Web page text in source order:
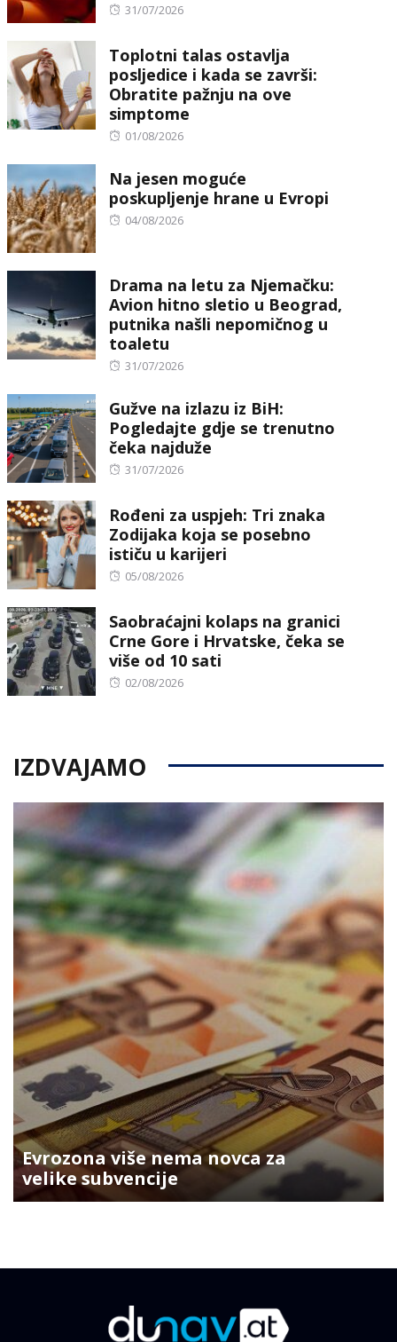
Posted
31/07/2026
Toplotni talas ostavlja
posljedice i kada se završi:
Obratite pažnju na ove
simptome
Posted
01/08/2026
Na jesen moguće
poskupljenje hrane u Evropi
Posted
04/08/2026
Drama na letu za Njemačku:
Avion hitno sletio u Beograd,
putnika našli nepomičnog u
toaletu
Posted
31/07/2026
Gužve na izlazu iz BiH:
Pogledajte gdje se trenutno
čeka najduže
Posted
31/07/2026
Rođeni za uspjeh: Tri znaka
Zodijaka koja se posebno
ističu u karijeri
Posted
05/08/2026
Saobraćajni kolaps na granici
Crne Gore i Hrvatske, čeka se
više od 10 sati
Posted
02/08/2026
IZDVAJAMO
Evrozona više nema novca za
velike subvencije